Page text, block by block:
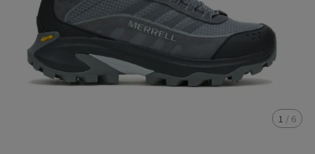
1 / 6